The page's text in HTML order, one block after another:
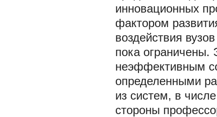
инновационных
фактором
воздействия
пока ограничены.
неэффективным
определенными
из систем, в
стороны